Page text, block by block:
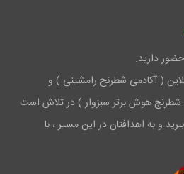
دارید.
( آکادمی شطرنح رامشینی ) و
هوش برتر سبزوار ) در تلاش است
و به اهدافتان در این مسیر ، با